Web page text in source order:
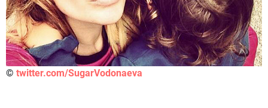
© twitter.com/SugarVodonaeva